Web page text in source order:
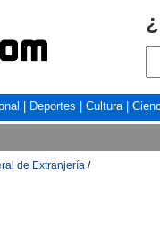
Deportes Cultura|
de Extranjería /